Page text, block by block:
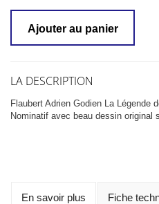
Ajouter au panier
LA DESCRIPTION
Flaubert Adrien Godien La Légende
Nominatif avec beau dessin original
En savoir plus Fiche